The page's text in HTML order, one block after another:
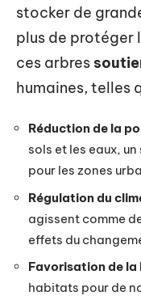
stocker de
plus de protéger
ces arbres
humaines, telles
Réduction de la
sols et les eaux,
pour les zones
Régulation du
agissent comme
effets du
Favorisation de
habitats pour de